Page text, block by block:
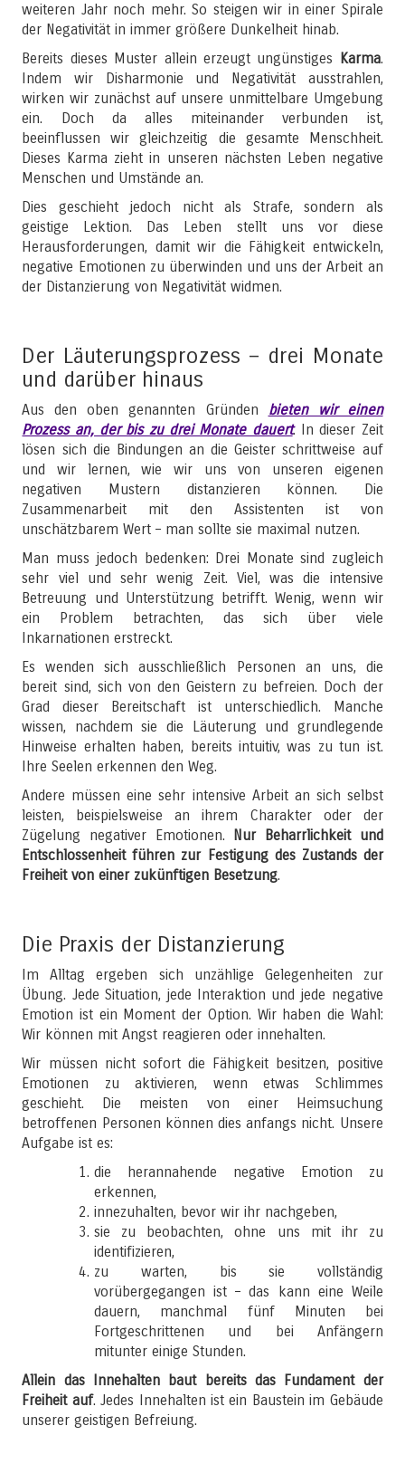
weiteren Jahr noch mehr. So steigen wir in einer Spirale
der Negativität in immer größere Dunkelheit hinab.
Bereits dieses Muster allein erzeugt ungünstiges Karma.
Indem wir Disharmonie und Negativität ausstrahlen,
wirken wir zunächst auf unsere unmittelbare Umgebung
ein. Doch da alles miteinander verbunden ist,
beeinflussen wir gleichzeitig die gesamte Menschheit.
Dieses Karma zieht in unseren nächsten Leben negative
Menschen und Umstände an.
Dies geschieht jedoch nicht als Strafe, sondern als
geistige Lektion. Das Leben stellt uns vor diese
Herausforderungen, damit wir die Fähigkeit entwickeln,
negative Emotionen zu überwinden und uns der Arbeit an
der Distanzierung von Negativität widmen.
Der Läuterungsprozess – drei Monate
und darüber hinaus
Aus den oben genannten Gründen bieten wir einen
Prozess an, der bis zu drei Monate dauert. In dieser Zeit
lösen sich die Bindungen an die Geister schrittweise auf
und wir lernen, wie wir uns von unseren eigenen
negativen Mustern distanzieren können. Die
Zusammenarbeit mit den Assistenten ist von
unschätzbarem Wert – man sollte sie maximal nutzen.
Man muss jedoch bedenken: Drei Monate sind zugleich
sehr viel und sehr wenig Zeit. Viel, was die intensive
Betreuung und Unterstützung betrifft. Wenig, wenn wir
ein Problem betrachten, das sich über viele
Inkarnationen erstreckt.
Es wenden sich ausschließlich Personen an uns, die
bereit sind, sich von den Geistern zu befreien. Doch der
Grad dieser Bereitschaft ist unterschiedlich. Manche
wissen, nachdem sie die Läuterung und grundlegende
Hinweise erhalten haben, bereits intuitiv, was zu tun ist.
Ihre Seelen erkennen den Weg.
Andere müssen eine sehr intensive Arbeit an sich selbst
leisten, beispielsweise an ihrem Charakter oder der
Zügelung negativer Emotionen. Nur Beharrlichkeit und
Entschlossenheit führen zur Festigung des Zustands der
Freiheit von einer zukünftigen Besetzung.
Die Praxis der Distanzierung
Im Alltag ergeben sich unzählige Gelegenheiten zur
Übung. Jede Situation, jede Interaktion und jede negative
Emotion ist ein Moment der Option. Wir haben die Wahl:
Wir können mit Angst reagieren oder innehalten.
Wir müssen nicht sofort die Fähigkeit besitzen, positive
Emotionen zu aktivieren, wenn etwas Schlimmes
geschieht. Die meisten von einer Heimsuchung
betroffenen Personen können dies anfangs nicht. Unsere
Aufgabe ist es:
die herannahende negative Emotion zu
erkennen,
innezuhalten, bevor wir ihr nachgeben,
sie zu beobachten, ohne uns mit ihr zu
identifizieren,
zu warten, bis sie vollständig
vorübergegangen ist – das kann eine Weile
dauern, manchmal fünf Minuten bei
Fortgeschrittenen und bei Anfängern
mitunter einige Stunden.
Allein das Innehalten baut bereits das Fundament der
Freiheit auf. Jedes Innehalten ist ein Baustein im Gebäude
unserer geistigen Befreiung.